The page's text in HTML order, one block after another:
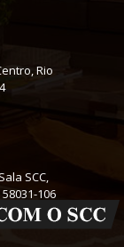
Rio
SCC,
106